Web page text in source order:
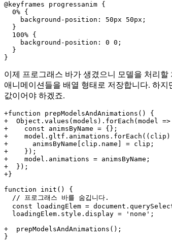
@keyframes progressanim {
  0% {
    background-position: 50px 50px;
  }
  100% {
    background-position: 0 0;
  }
이제 프로그래스 바가 생겼으니 모델을 처리
애니메이션들을 배열 형태로 저장합니다. 하
값이어야 하겠죠.
+function prepModelsAndAnimations() {
+  Object.values(models).forEach(model
+    const animsByName = {};
+    model.gltf.animations.forEach((clip)
+      animsByName[clip.name] = clip;
+    });
+    model.animations = animsByName;
+  });
+}
function init() {
  // 프로그래스 바를 숨깁니다.
const loadingElem =
  loadingElem.style.display = 'none';
+  prepModelsAndAnimations();